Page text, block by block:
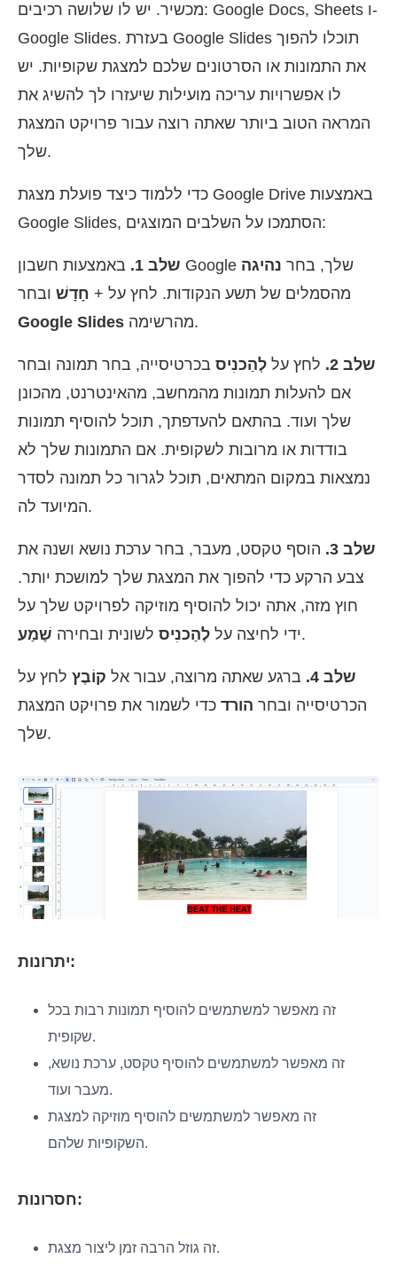
מכשיר. יש לו שלושה רכיבים: Google Docs, Sheets ו-
Google Slides. בעזרת Google Slides תוכלו להפוך
את התמונות או הסרטונים שלכם למצגת שקופיות. יש
לו אפשרויות עריכה מועילות שיעזרו לך להשיג את
המראה הטוב ביותר שאתה רוצה עבור פרויקט המצגת
שלך.
כדי ללמוד כיצד פועלת מצגת Google Drive באמצעות
Google Slides, הסתמכו על השלבים המוצגים:
שלב 1. באמצעות חשבון Google שלך, בחר נהיגה
מהסמלים של תשע הנקודות. לחץ על + חָדָשׁ ובחר
Google Slides
מהרשימה.
שלב 2. לחץ על לְהַכנִיס בכרטיסייה, בחר תמונה ובחר
אם להעלות תמונות מהמחשב, מהאינטרנט, מהכונן
שלך ועוד. בהתאם להעדפתך, תוכל להוסיף תמונות
בודדות או מרובות לשקופית. אם התמונות שלך לא
נמצאות במקום המתאים, תוכל לגרור כל תמונה לסדר
המיועד לה.
שלב 3.
הוסף טקסט, מעבר, בחר ערכת נושא ושנה את
צבע הרקע כדי להפוך את המצגת שלך למושכת יותר.
חוץ מזה, אתה יכול להוסיף מוזיקה לפרויקט שלך על
ידי לחיצה על לְהַכנִיס לשונית ובחירה שֶׁמַע .
שלב 4. ברגע שאתה מרוצה, עבור אל קוֹבֶץ לחץ על
הכרטיסייה ובחר הורד כדי לשמור את פרויקט המצגת
שלך.
יתרונות:
זה מאפשר למשתמשים להוסיף תמונות רבות בכל
שקופית.
זה מאפשר למשתמשים להוסיף טקסט, ערכת נושא,
מעבר ועוד.
זה מאפשר למשתמשים להוסיף מוזיקה למצגת
השקופיות שלהם.
חסרונות:
זה גוזל הרבה זמן ליצור מצגת.